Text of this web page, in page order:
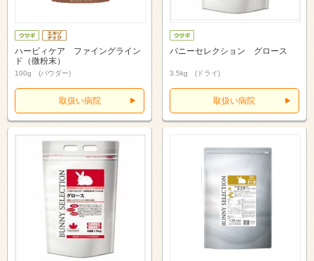
ハービィケア ファイングライン
ド（微粉末）
100g (パウダー)
取扱い病院
バニーセレクション グロース
3.5kg (ドライ)
取扱い病院